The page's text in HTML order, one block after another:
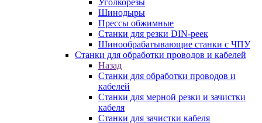
Уголкорезы
Шинодыры
Прессы обжимные
Станки для резки DIN-реек
Шинообрабатывающие станки с ЧПУ
Станки для обработки проводов и кабелей
Назад
Станки для обработки проводов и
кабелей
Станки для мерной резки и зачистки
кабеля
Станки для зачистки кабеля